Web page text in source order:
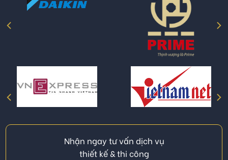
Nhận ngay tư vấn dịch vụ
thiết kế & thi công